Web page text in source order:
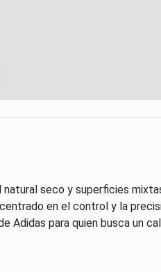
seco y superficies
en el control y la
para quien busca un